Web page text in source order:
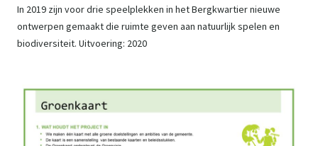
In 2019 zijn voor drie speelplekken in het Bergkwartier nieuwe
ontwerpen gemaakt die ruimte geven aan natuurlijk spelen en
biodiversiteit. Uitvoering: 2020